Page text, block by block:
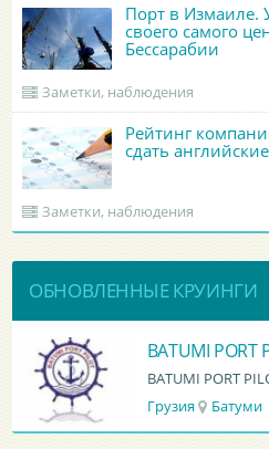
Порт в Измаиле.
своего самого
Бессарабии
Заметки, наблюдения
Рейтинг
сдать
Заметки, наблюдения
ОБНОВЛЕННЫЕ КРУИНГИ
BATUMI PORT
BATUMI PORT
Грузия
Батуми